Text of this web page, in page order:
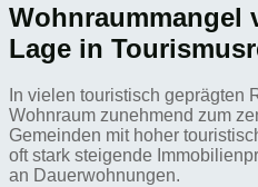
Wohnraummangel
Lage in
In vielen touristisch geprägten
Wohnraum zunehmend zum
Gemeinden mit hoher
oft stark steigende
an Dauerwohnungen.